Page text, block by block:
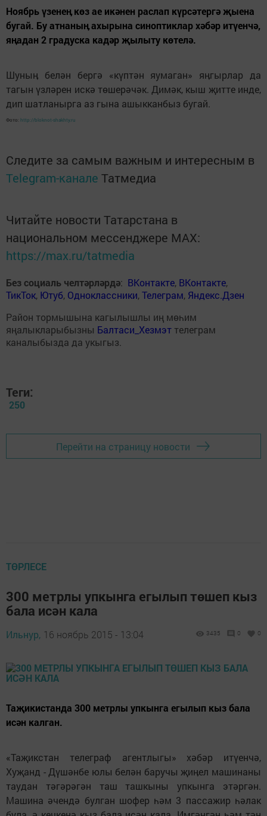
Ноябрь үзенеӊ көз ае икәнен раслап күрсәтергә җыена
бугай. Бу атнаныӊ ахырына синоптиклар хәбәр итүенчә,
яӊадан 2 градуска кадәр җылыту көтелә.
Шуныӊ белән бергә «күптән яумаган» яӊгырлар да
тагын үзләрен искә төшерәчәк. Димәк, кыш җитте инде,
дип шатланырга аз гына ашыкканбыз бугай.
Фото: http://bloknot-shakhty.ru
Следите за самым важным и интересным в
Telegram-канале Татмедиа
Читайте новости Татарстана в
национальном мессенджере MАХ:
https://max.ru/tatmedia
Без социаль челтәрләрдә: ВКонтакте, ВКонтакте,
ТикТок, Ютуб, Одноклассники,Телеграм, Яндекс.Дзен
Район тормышына кагылышлы иң мөһим
яңалыкларыбызны Балтаси_Хезмэт телеграм
каналыбызда да укыгыз.
Теги:
250
Перейти на страницу новости
ТӨРЛЕСЕ
300 метрлы упкынга егылып төшеп кыз
бала исән кала
Ильнур, 16 ноябрь 2015 - 13:04 3435 0 0
Таҗикистанда 300 метрлы упкынга егылып кыз бала
исән калган.
«Таҗикстан телеграф агентлыгы» хәбәр итүенчә,
Хуҗанд - Дүшәнбе юлы белән баручы җиӊел машинаны
таудан тәгәрәгән таш ташкыны упкынга этәргән.
Машина әчендә булган шофер һәм 3 пассажир һәлак